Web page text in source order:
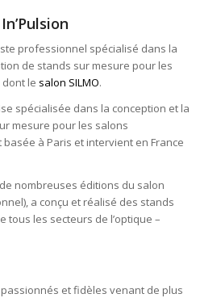
professionnel spécialisé dans la
de stands sur mesure pour les
le salon SILMO.
spécialisée dans la conception et la
mesure pour les salons
à Paris et intervient en France
nombreuses éditions du salon
a conçu et réalisé des stands
tous les secteurs de l’optique –
et fidèles venant de plus